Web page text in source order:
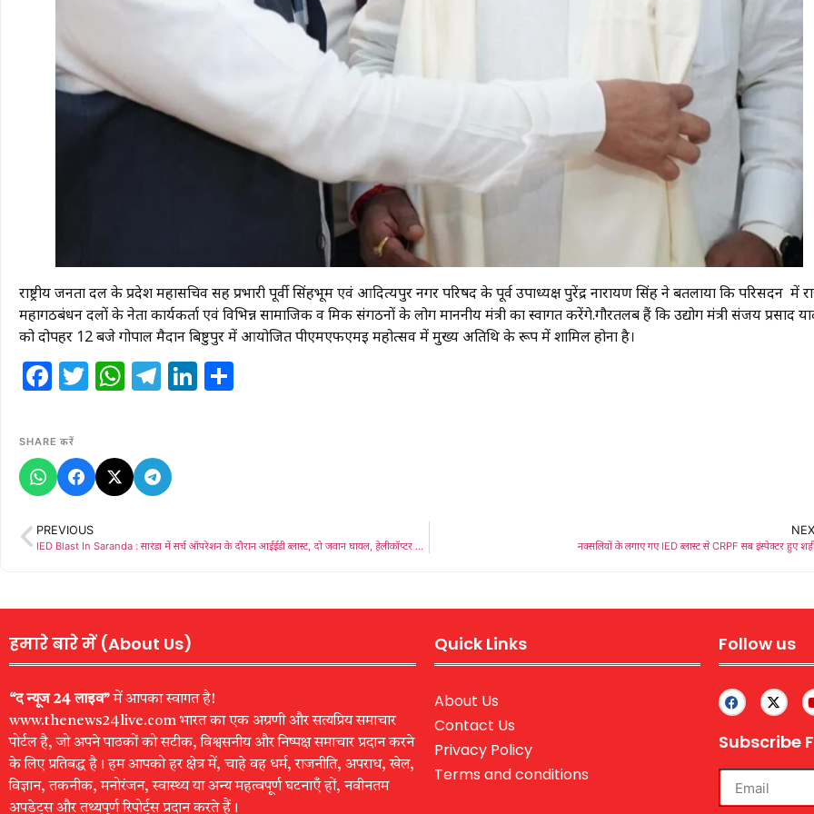
राष्ट्रीय जनता दल के प्रदेश महासचिव सह प्रभारी पूर्वी सिंहभूम एवं आदित्यपुर नगर परिषद के पूर्व उपाध्यक्ष पुरेंद्र नारायण सिंह ने बतलाया कि परिसदन में
महागठबंधन दलों के नेता कार्यकर्ता एवं विभिन्न सामाजिक व श्रमिक संगठनों के लोग माननीय मंत्री का स्वागत करेंगे.गौरतलब हैं कि उद्योग मंत्री संजय प्रसाद
को दोपहर 12 बजे गोपाल मैदान बिष्टुपुर में आयोजित पीएमएफएमइ महोत्सव में मुख्य अतिथि के रूप में शामिल होना है।
Facebook
Twitter
WhatsApp
Telegram
LinkedIn
SHARE करें
PREVIOUS
IED Blast In Saranda : सारंडा में सर्च ऑपरेशन के दौरान आईईडी ब्लास्ट, दो जवान घायल, हेलीकॉप्टर से रांची भेजने की तैयारी नक्सलियों के लगाए गए IED ब्लास्ट से CRPF सब इंस्पेक्टर हुए
हमारे बारे में (About Us)
“द न्यूज 24 लाइव”में आपका स्वागत है!
www.thenews24live.com भारत का एक अग्रणी और सत्यप्रिय समाचार
पोर्टल है, जो अपने पाठकों को सटीक, विश्वसनीय और निष्पक्ष समाचार प्रदान करने
के लिए प्रतिबद्ध है। हम आपको हर क्षेत्र में, चाहे वह धर्म, राजनीति, अपराध, खेल,
विज्ञान, तकनीक, मनोरंजन, स्वास्थ्य या अन्य महत्वपूर्ण घटनाएँ हों, नवीनतम
अपडेट्स और तथ्यपूर्ण रिपोर्ट्स प्रदान करते हैं।
Quick Links
About Us
Contact Us
Privacy Policy
Terms and conditions
Follow us
Subscribe